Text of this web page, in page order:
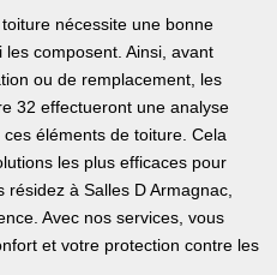
nécessite une bonne
composent. Ainsi, avant
ou de remplacement, les
32 effectueront une analyse
éléments de toiture. Cela
les plus efficaces pour
à Salles D Armagnac,
Avec nos services, vous
et votre protection contre les